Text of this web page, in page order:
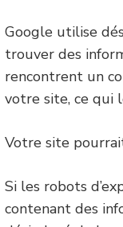
Google utilise
trouver des
rencontrent un
votre site, ce qui
Votre site
Si les robots
contenant des